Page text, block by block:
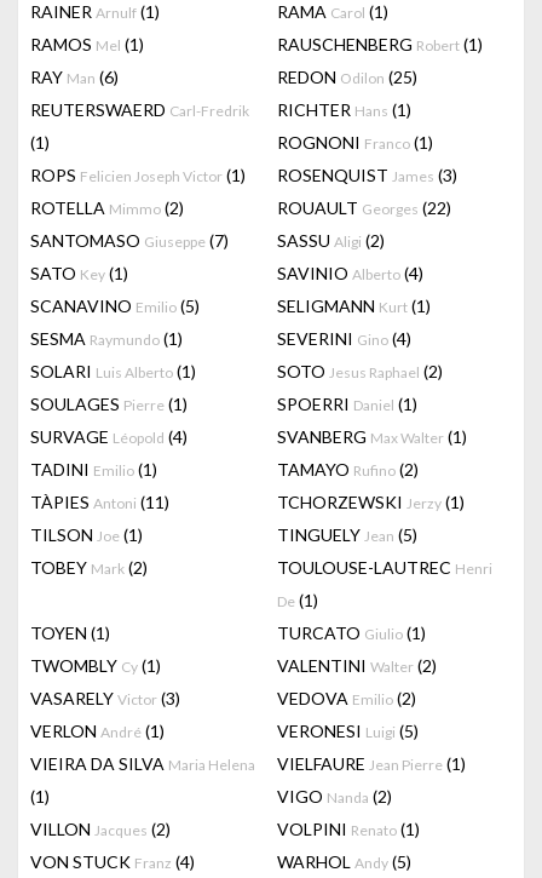
RAINER Arnulf (1) RAMA Carol (1)
RAMOS Mel (1) RAUSCHENBERG Robert (1)
RAY Man (6) REDON Odilon (25)
REUTERSWAERD Carl-Fredrik
(1)
RICHTER Hans (1)
ROGNONI Franco (1)
ROPS Felicien Joseph Victor (1) ROSENQUIST James (3)
ROTELLA Mimmo (2) ROUAULT Georges (22)
SANTOMASO Giuseppe (7) SASSU Aligi (2)
SATO Key (1) SAVINIO Alberto (4)
SCANAVINO Emilio (5) SELIGMANN Kurt (1)
SESMA Raymundo (1) SEVERINI Gino (4)
SOLARI Luis Alberto (1) SOTO Jesus Raphael (2)
SOULAGES Pierre (1) SPOERRI Daniel (1)
SURVAGE Léopold (4) SVANBERG Max Walter (1)
TADINI Emilio (1) TAMAYO Rufino (2)
TÀPIES Antoni (11) TCHORZEWSKI Jerzy (1)
TILSON Joe (1) TINGUELY Jean (5)
TOBEY Mark (2) TOULOUSE-LAUTREC Henri
De (1)
TOYEN (1) TURCATO Giulio (1)
TWOMBLY Cy (1) VALENTINI Walter (2)
VASARELY Victor (3) VEDOVA Emilio (2)
VERLON André (1) VERONESI Luigi (5)
VIEIRA DA SILVA Maria Helena
(1)
VIELFAURE Jean Pierre (1)
VIGO Nanda (2)
VILLON Jacques (2) VOLPINI Renato (1)
VON STUCK Franz (4) WARHOL Andy (5)